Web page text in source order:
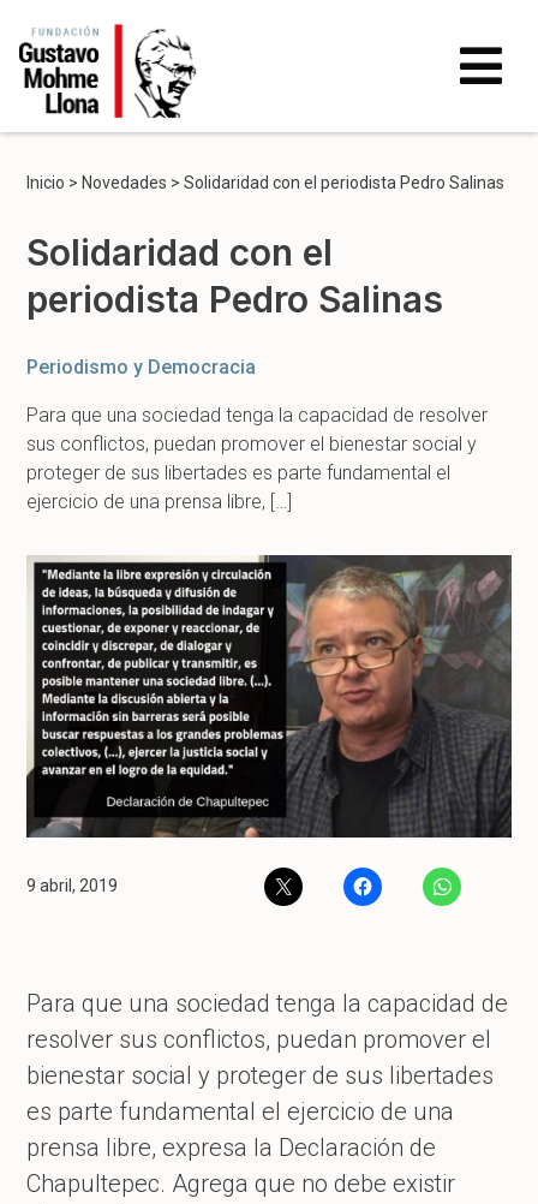
Inicio > Novedades >Solidaridad con el periodista Pedro Salinas
Solidaridad con el
periodista Pedro Salinas
Periodismo y Democracia
Para que una sociedad tenga la capacidad de resolver
sus conflictos, puedan promover el bienestar social y
proteger de sus libertades es parte fundamental el
ejercicio de una prensa libre, […]
9 abril, 2019
Para que una sociedad tenga la capacidad de
resolver sus conflictos, puedan promover el
bienestar social y proteger de sus libertades
es parte fundamental el ejercicio de una
prensa libre, expresa la Declaración de
Chapultepec. Agrega que no debe existir